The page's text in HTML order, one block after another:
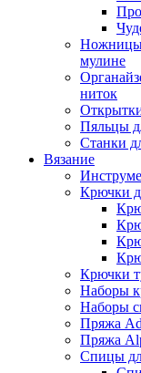
Ножницы
мулине
ниток
Пяльцы
Станки
Вязание
Крючки
Крючки
Наборы
Наборы
Пряжа
Пряжа
Спицы